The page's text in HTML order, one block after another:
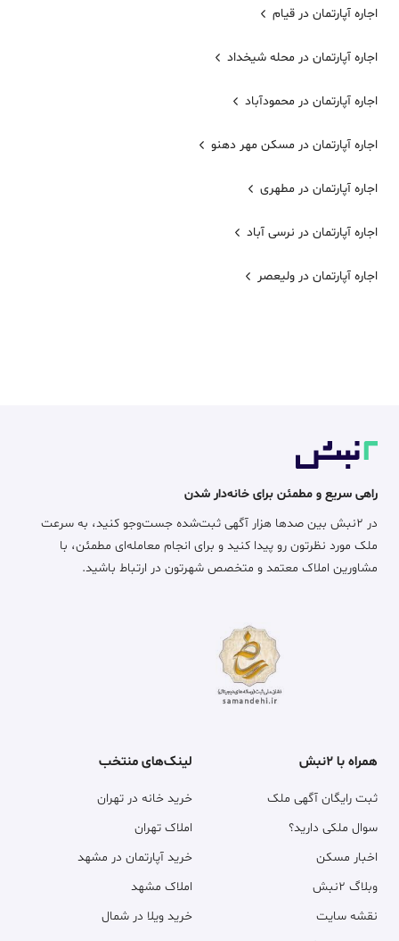
اجاره آپارتمان در قیام
اجاره آپارتمان در محله شیخداد
اجاره آپارتمان در محمودآباد
اجاره آپارتمان در مسکن مهر دهنو
اجاره آپارتمان در مطهری
اجاره آپارتمان در نرسی آباد
اجاره آپارتمان در ولیعصر
راهی سریع و مطمئن برای خانه‌دار شدن
در ۲نبش بین صدها هزار آگهی ثبت‌شده جست‌وجو کنید، به سرعت
ملک مورد نظرتون رو پیدا کنید و برای انجام معامله‌ای مطمئن، با
مشاورین املاک معتمد و متخصص شهرتون در ارتباط باشید.
همراه با ۲نبش
ثبت رایگان آگهی ملک
سوال ملکی دارید؟
اخبار مسکن
وبلاگ ۲نبش
نقشه سایت
لینک‌های منتخب
خرید خانه در تهران
املاک تهران
خرید آپارتمان در مشهد
املاک مشهد
خرید ویلا در شمال